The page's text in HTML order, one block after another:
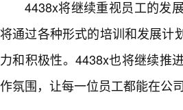
4438x将继续重视员工的发
将通过各种形式的培训和发展计
力和积极性。4438x也将继续推
作氛围，让每一位员工都能在公